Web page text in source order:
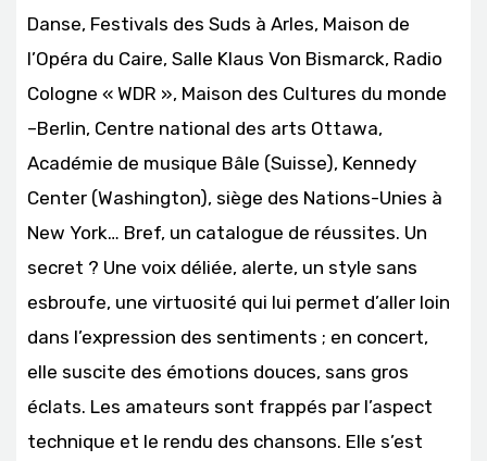
Danse, Festivals des Suds à Arles, Maison de
l’Opéra du Caire, Salle Klaus Von Bismarck, Radio
Cologne « WDR », Maison des Cultures du monde
–Berlin, Centre national des arts Ottawa,
Académie de musique Bâle (Suisse), Kennedy
Center (Washington), siège des Nations-Unies à
New York… Bref, un catalogue de réussites. Un
secret ? Une voix déliée, alerte, un style sans
esbroufe, une virtuosité qui lui permet d’aller loin
dans l’expression des sentiments ; en concert,
elle suscite des émotions douces, sans gros
éclats. Les amateurs sont frappés par l’aspect
technique et le rendu des chansons. Elle s’est